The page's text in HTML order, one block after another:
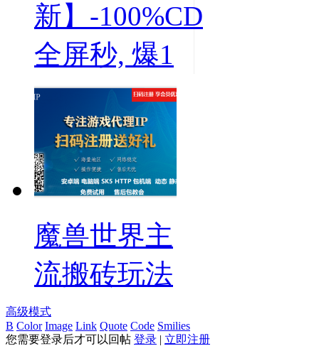
新】-100%CD
全屏秒, 爆1
魔兽世界主
流搬砖玩法
高级模式
B Color Image Link Quote Code Smilies
您需要登录后才可以回帖 登录 | 立即注册